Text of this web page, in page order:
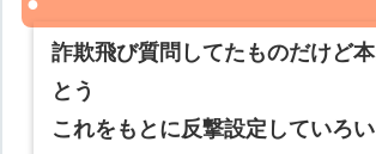
詐欺飛び質問してたものだけど
とう
これをもとに反撃設定していろ